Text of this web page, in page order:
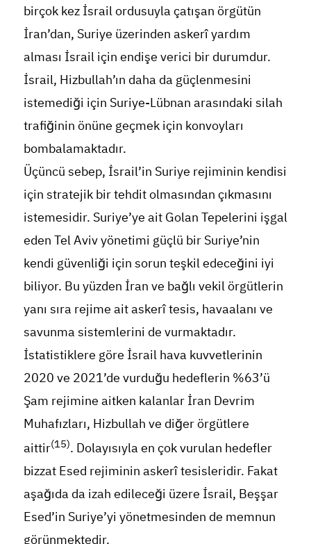
birçok kez İsrail ordusuyla çatışan örgütün
İran’dan, Suriye üzerinden askerî yardım
alması İsrail için endişe verici bir durumdur.
İsrail, Hizbullah’ın daha da güçlenmesini
istemediği için Suriye-Lübnan arasındaki silah
trafiğinin önüne geçmek için konvoyları
bombalamaktadır.
Üçüncü sebep, İsrail’in Suriye rejiminin kendisi
için stratejik bir tehdit olmasından çıkmasını
istemesidir. Suriye’ye ait Golan Tepelerini işgal
eden Tel Aviv yönetimi güçlü bir Suriye’nin
kendi güvenliği için sorun teşkil edeceğini iyi
biliyor. Bu yüzden İran ve bağlı vekil örgütlerin
yanı sıra rejime ait askerî tesis, havaalanı ve
savunma sistemlerini de vurmaktadır.
İstatistiklere göre İsrail hava kuvvetlerinin
2020 ve 2021’de vurduğu hedeflerin %63’ü
Şam rejimine aitken kalanlar İran Devrim
Muhafızları, Hizbullah ve diğer örgütlere
aittir(15). Dolayısıyla en çok vurulan hedefler
bizzat Esed rejiminin askerî tesisleridir. Fakat
aşağıda da izah edileceği üzere İsrail, Beşşar
Esed’in Suriye’yi yönetmesinden de memnun
görünmektedir.